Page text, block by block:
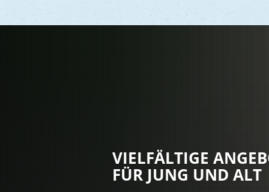
VIELFÄLTIGE
FÜR JUNG UND ALT